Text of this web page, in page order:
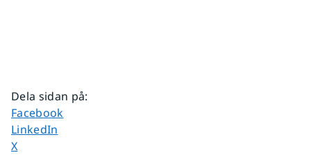
Dela sidan på:
Dela sidan på
Facebook
Dela sidan på
LinkedIn
Dela sidan på
X